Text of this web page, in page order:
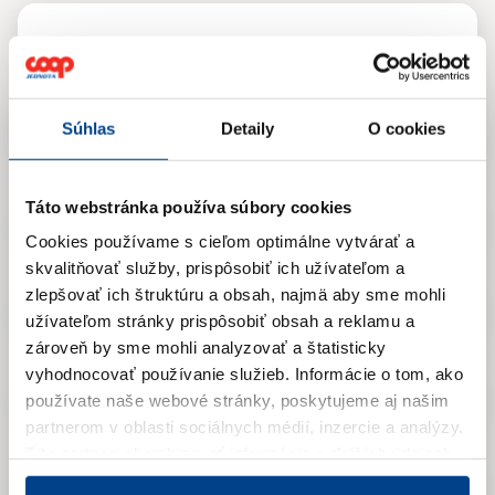
Súhlas Detaily O cookies
Táto webstránka používa súbory cookies
Cookies používame s cieľom optimálne vytvárať a
skvalitňovať služby, prispôsobiť ich užívateľom a
zlepšovať ich štruktúru a obsah, najmä aby sme mohli
užívateľom stránky prispôsobiť obsah a reklamu a
zároveň by sme mohli analyzovať a štatisticky
vyhodnocovať používanie služieb. Informácie o tom, ako
používate naše webové stránky, poskytujeme aj našim
partnerom v oblasti sociálnych médií, inzercie a analýzy.
ktoré vám poskytli alebo ktoré vás získali, keď ste
2025
2023
2022